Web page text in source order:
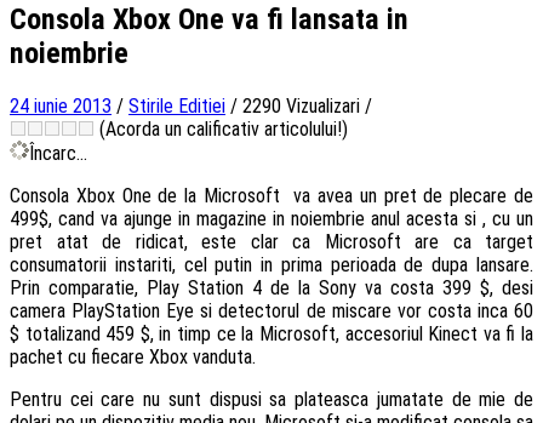
Consola Xbox One va fi lansata in
noiembrie
24 iunie 2013 / Stirile Editiei / 2290 Vizualizari /
(Acorda un calificativ articolului!)
Încarc...
Consola Xbox One de la Microsoft va avea un pret de plecare de
499$, cand va ajunge in magazine in noiembrie anul acesta si , cu un
pret atat de ridicat, este clar ca Microsoft are ca target
consumatorii instariti, cel putin in prima perioada de dupa lansare.
Prin comparatie, Play Station 4 de la Sony va costa 399 $, desi
camera PlayStation Eye si detectorul de miscare vor costa inca 60
$ totalizand 459 $, in timp ce la Microsoft, accesoriul Kinect va fi la
pachet cu fiecare Xbox vanduta.
Pentru cei care nu sunt dispusi sa plateasca jumatate de mie de